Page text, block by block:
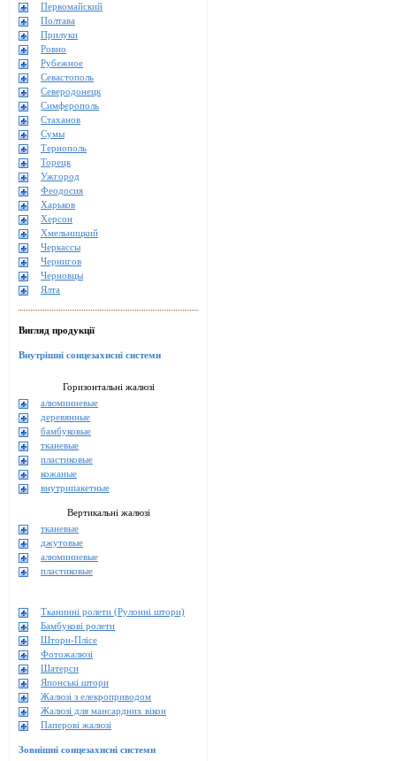
Первомайский
Полтава
Прилуки
Ровно
Рубежное
Севастополь
Северодонецк
Симферополь
Стаханов
Сумы
Тернополь
Торецк
Ужгород
Феодосия
Харьков
Херсон
Хмельницкий
Черкассы
Чернигов
Черновцы
Ялта
Вигляд продукції
Внутрішні сонцезахисні системи
Горизонтальні жалюзі
алюминиевые
деревянные
бамбуковые
тканевые
пластиковые
кожаные
внутрипакетные
Вертикальні жалюзі
тканевые
джутовые
алюминиевые
пластиковые
Тканинні ролети (Рулонні штори)
Бамбукові ролети
Штори-Плісе
Фотожалюзі
Шатерси
Японські штори
Жалюзі з елекроприводом
Жалюзі для мансардних вікон
Паперові жалюзі
Зовнішні сонцезахисні системи